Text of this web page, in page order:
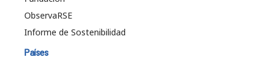
ObservaRSE
Informe de Sostenibilidad
Países